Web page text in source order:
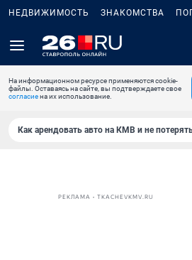
НЕДВИЖИМОСТЬ ЗНАКОМСТВА
На информационном ресурсе применяются cookie-
файлы. Оставаясь на сайте, вы подтверждаете свое
согласиена их использование.
Как арендовать авто на КМВ и не
РЕКЛАМА • TKACHEVKMV.RU